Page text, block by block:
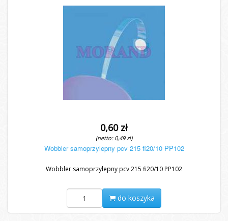
0,60 zł
(netto: 0,49 zł)
Wobbler samoprzylepny pcv 215 fi20/10 PP102
Wobbler samoprzylepny pcv 215 fi20/10 PP102
do koszyka